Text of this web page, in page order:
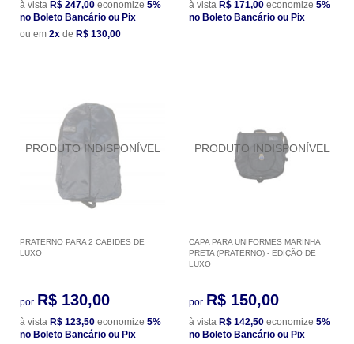
à vista R$ 247,00 economize 5%
no Boleto Bancário ou Pix
ou em 2x de R$ 130,00
à vista R$ 171,00 economize 5%
no Boleto Bancário ou Pix
PRATERNO PARA 2 CABIDES DE
LUXO
por R$ 130,00
à vista R$ 123,50 economize 5%
no Boleto Bancário ou Pix
CAPA PARA UNIFORMES MARINHA
PRETA (PRATERNO) - EDIÇÃO DE
LUXO
por R$ 150,00
à vista R$ 142,50 economize 5%
no Boleto Bancário ou Pix